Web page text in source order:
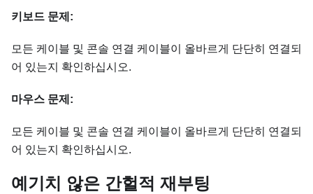
키보드 문제:
모든 케이블 및 콘솔 연결 케이블이 올바르게 단단히 연결되
어 있는지 확인하십시오.
마우스 문제:
모든 케이블 및 콘솔 연결 케이블이 올바르게 단단히 연결되
어 있는지 확인하십시오.
예기치 않은 간헐적 재부팅